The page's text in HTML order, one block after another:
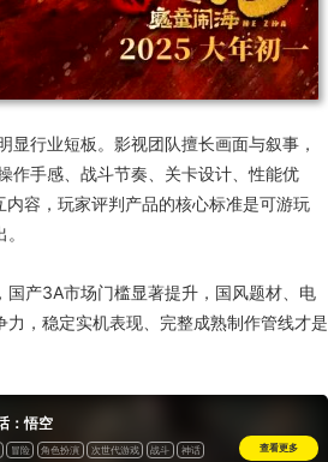
显行业短板。影视团队擅长画面与叙事，
作手感、战斗节奏、关卡设计、性能优
容，玩家评判产品的核心标准是可游玩
国产3A市场门槛显著提升，国风题材、电
，稳定实机表现、完整成熟制作管线才是
：悟空
冒险 角色扮演 次世代游戏 战斗
神话
查看更多